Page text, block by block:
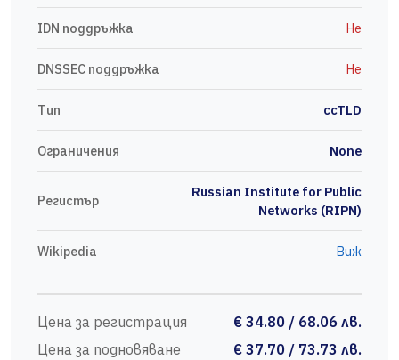
IDN поддръжка Не
DNSSEC поддръжка Не
Тип ccTLD
Ограничения None
Регистър
Russian Institute for Public
Networks (RIPN)
Wikipedia Виж
Цена за регистрация
€ 34.80 / 68.06 лв.
Цена за подновяване
€ 37.70 / 73.73 лв.